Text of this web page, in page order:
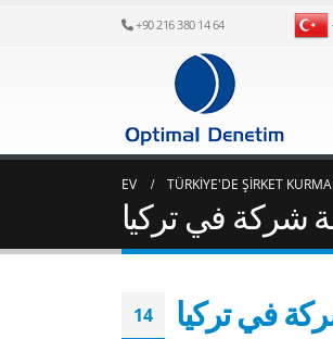
+90 216 380 14 64
EV TÜRKIYE'DE ŞIRKET
شركة في تركيا
14 في تركيا